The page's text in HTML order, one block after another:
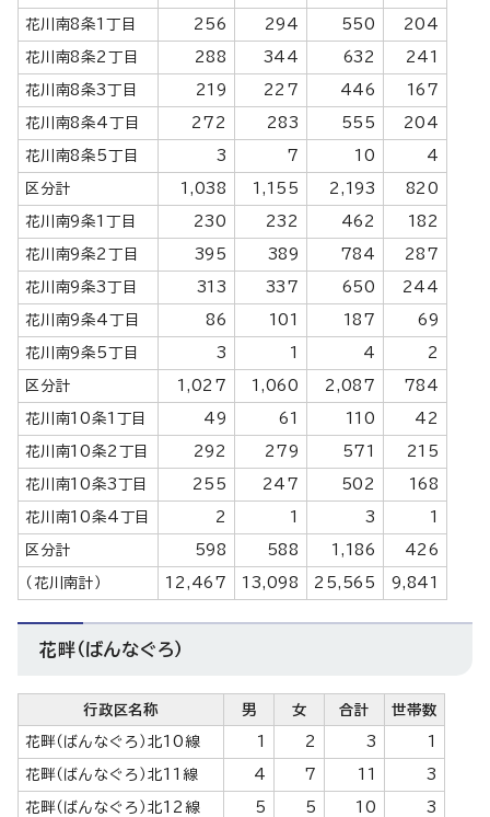
花川南8条1丁目 256 294 550 204
花川南8条2丁目 288 344 632 241
花川南8条3丁目 219 227 446 167
花川南8条4丁目 272 283 555 204
花川南8条5丁目 3 7 10 4
区分計 1,038 1,155 2,193 820
花川南9条1丁目 230 232 462 182
花川南9条2丁目 395 389 784 287
花川南9条3丁目 313 337 650 244
花川南9条4丁目 86 101 187 69
花川南9条5丁目 3 1 4 2
区分計 1,027 1,060 2,087 784
花川南10条1丁目 49 61 110 42
花川南10条2丁目 292 279 571 215
花川南10条3丁目 255 247 502 168
花川南10条4丁目 2 1 3 1
区分計 598 588 1,186 426
（花川南計） 12,467 13,098 25,565 9,841
花畔（ばんなぐろ）
行政区名称 男 女 合計 世帯数
花畔（ばんなぐろ）北10線 1 2 3 1
花畔（ばんなぐろ）北11線 4 7 11 3
花畔（ばんなぐろ）北12線 5 5 10 3